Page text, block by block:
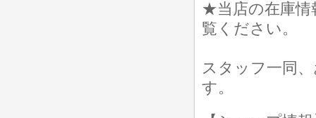
★当店の在庫情
覧ください。
スタッフ一同
す。